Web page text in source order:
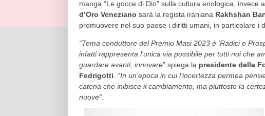
manga “Le gocce di Dio” sulla cultura enologica, invece
d’Oro Veneziano sarà la regista iraniana Rakhshan
promuovere nel suo paese i diritti umani, in particolare i
“Tema conduttore del Premio Masi 2023 è ‘Radici e
infatti rappresenta l’unica via possibile per tutti noi che
guardare avanti, innovare” spiega la presidente della
Fedrigotti . “In un’epoca in cui l’incertezza permea
catena che inibisce il cambiamento, ma piuttosto la
nuove”.